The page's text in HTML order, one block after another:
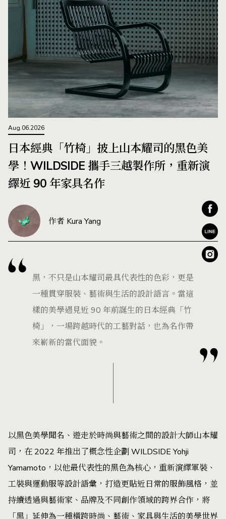
Aug.06.2026
日本經典「竹椅」披上山本耀司的黑色美
學！WILDSIDE 攜手三越製作所，重新演
繹近 90 年家具名作
作者 Kura Yang
黑，不只是山本耀司最具代表性的色彩，更是
一種貫穿服裝、藝術與生活的設計語言。當這
樣的美學遇見近 90 年前誕生的日本經典「竹
椅」，一場跨越時代的工藝對話，也為名作帶
來嶄新的當代面貌。
以黑色美學聞名、遊走於時尚與藝術之間的設計大師山本耀
司，在 2022 年推出了概念性企劃 WILDSIDE Yohji
Yamamoto，以他最代表性的黑色為核心，重新演繹軍裝、
工裝與運動服等設計語彙，打造更貼近日常的服飾風格，並
持續透過與藝術家、品牌及不同創作領域的跨界合作，將
「黑」延伸為一種橫跨時尚、藝術、家具與生活的美學世界